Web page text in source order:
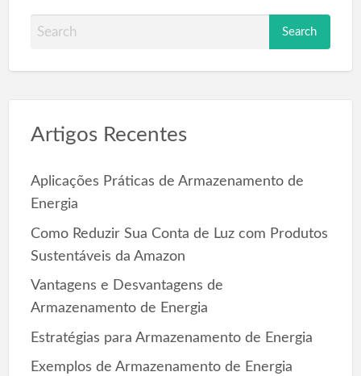
a
h
o
r
Artigos Recentes
Aplicações Práticas de Armazenamento de
Energia
Como Reduzir Sua Conta de Luz com Produtos
Sustentáveis da Amazon
Vantagens e Desvantagens de
Armazenamento de Energia
Estratégias para Armazenamento de Energia
Exemplos de Armazenamento de Energia